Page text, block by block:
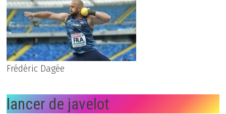
Frédéric Dagée
lancer de javelot